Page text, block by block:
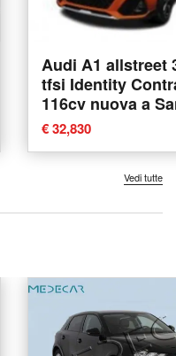
Audi A1 allstreet
tfsi Identity
116cv nuova a
Giovanni Teatino
€ 32,830
Vedi tutte